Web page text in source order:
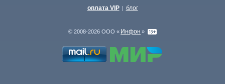
оплата VIP | блог
© 2008-2026 ООО « Инфон »